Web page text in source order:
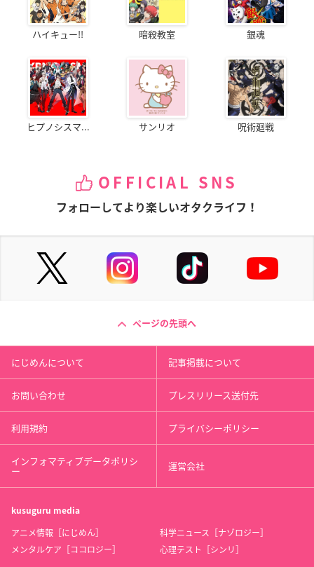
ハイキュー!! 暗殺教室 銀魂
ヒプノシスマ... サンリオ 呪術廻戦
OFFICIAL SNS
フォローしてより楽しいオタクライフ！
ページの先頭へ
にじめんについて 記事掲載について
お問い合わせ プレスリリース送付先
利用規約 プライバシーポリシー
インフォマティブデータポリシ
ー 運営会社
kusuguru media
アニメ情報［にじめん］
科学ニュース［ナゾロジー］
メンタルケア［ココロジー］
心理テスト［シンリ］